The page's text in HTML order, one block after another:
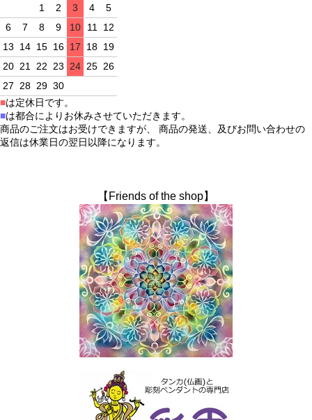
1
2 3 4
5
6
7 8 9 10 11 12
13
14 15 16 17 18 19
20 21 22 23 24 25 26
27 28 29 30
■は定休日です。
■は都合によりお休みさせていただきます。
商品のご注文はお受けできますが、 商品の発送、及びお問い合わせの
返信は休業日の翌日以降になります。
【Friends of the shop】